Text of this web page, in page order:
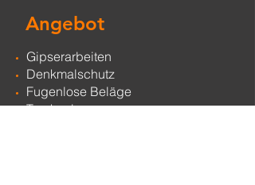
Angebot
Gipserarbeiten
Denkmalschutz
Fugenlose Beläge
Trockenbau